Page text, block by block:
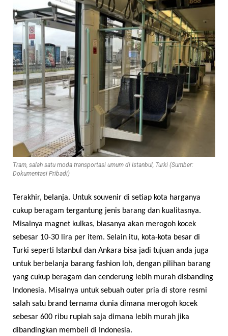
Tram, salah satu moda transportasi umum di Istanbul, Turki (Sumber:
Dokumentasi Pribadi)
Terakhir, belanja. Untuk souvenir di setiap kota harganya
cukup beragam tergantung jenis barang dan kualitasnya.
Misalnya magnet kulkas, biasanya akan merogoh kocek
sebesar 10-30 lira per item. Selain itu, kota-kota besar di
Turki seperti Istanbul dan Ankara bisa jadi tujuan anda juga
untuk berbelanja barang fashion loh, dengan pilihan barang
yang cukup beragam dan cenderung lebih murah disbanding
Indonesia. Misalnya untuk sebuah outer pria di store resmi
salah satu brand ternama dunia dimana merogoh kocek
sebesar 600 ribu rupiah saja dimana lebih murah jika
dibandingkan membeli di Indonesia.